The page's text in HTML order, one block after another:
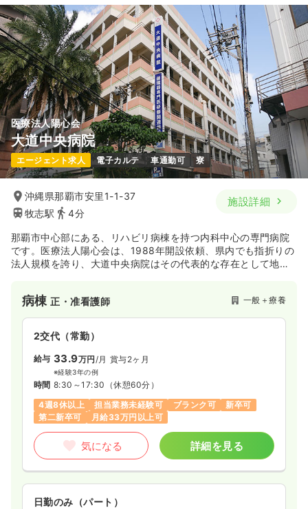
医療法人陽心会
大道中央病院
エージェント求人 電子カルテ 車通勤可 寮
沖縄県那覇市安里1-1-37
牧志駅
4分
施設詳細
那覇市中心部にある、リハビリ病棟を持つ内科中心の専門病院
です。医療法人陽心会は、1988年開設依頼、県内でも指折りの
法人規模を誇り、大道中央病院はその代表的な存在として地域
開設にも積極的で、今後も益々法人規模が拡大して行くことが
予想されます。「地域のために」という病院の理念に向け、新
しい看護体制の下、やりがいを持って一緒に体制作りに携わり
たい方へオススメの環境です！
病棟正・准看護師 一般＋療養
2交代（常勤）
給与 33.9万円 /月 賞与2ヶ月
※経験3年の例
時間 8:30～17:30 （休憩60分）
4週8休以上
担当業務未経験可 ブランク可
新卒可
第二新卒可
月給33万円以上可
気になる 詳細を見る
日勤のみ（パート）